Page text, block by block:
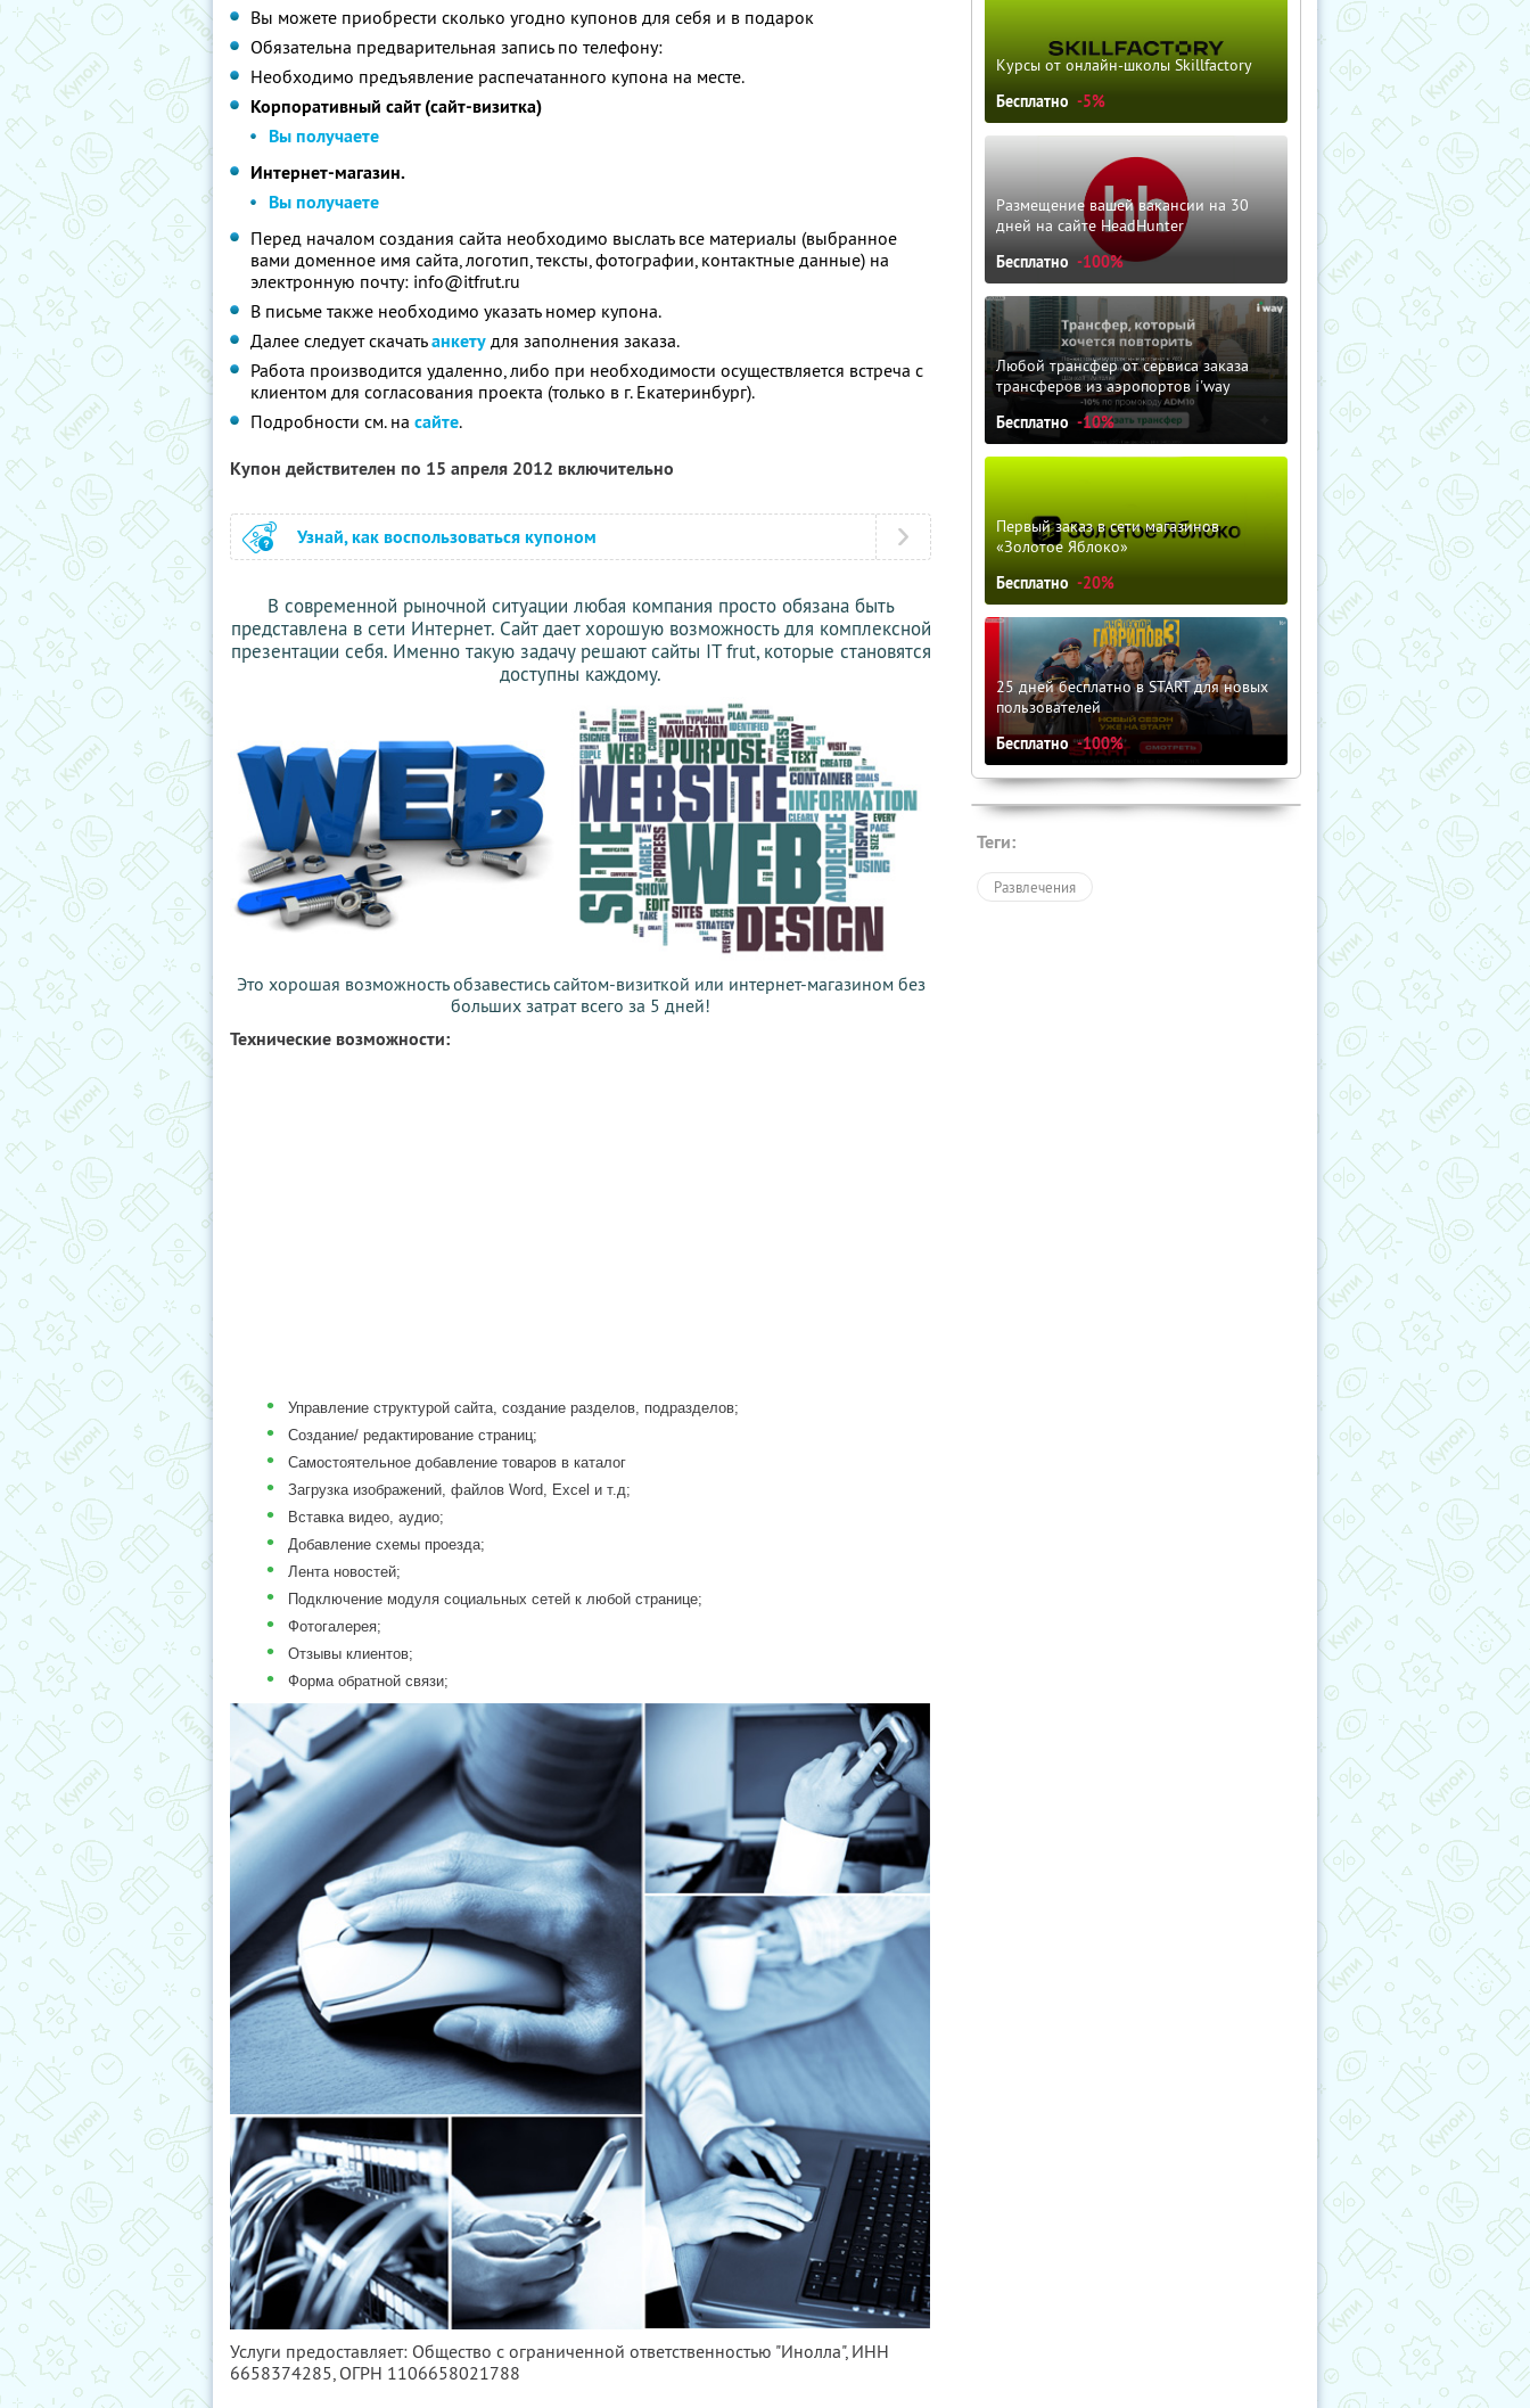
Вы можете приобрести сколько угодно купонов для себя и в подарок
Обязательна предварительная запись по телефону:
Необходимо предъявление распечатанного купона на месте.
Корпоративный сайт (сайт-визитка)
Вы получаете
Интернет-магазин.
Вы получаете
Перед началом создания сайта необходимо выслать все материалы (выбранное
вами доменное имя сайта, логотип, тексты, фотографии, контактные данные) на
электронную почту: info@itfrut.ru
В письме также необходимо указать номер купона.
Далее следует скачатьанкету для заполнения заказа.
Работа производится удаленно, либо при необходимости осуществляется встреча с
клиентом для согласования проекта (только в г. Екатеринбург).
Подробности см. на сайте.
Купон действителен по 15 апреля 2012 включительно
Узнай, как воспользоваться купоном
В современной рыночной ситуации любая компания просто обязана быть
представлена в сети Интернет. Сайт дает хорошую возможность для комплексной
презентации себя. Именно такую задачу решают сайты IT frut, которые становятся
доступны каждому.
Это хорошая возможность обзавестись сайтом-визиткой или интернет-магазином без
больших затрат всего за 5 дней!
Технические возможности:
• Управление структурой сайта, создание разделов, подразделов;
• Создание/ редактирование страниц;
• Самостоятельное добавление товаров в каталог
• Загрузка изображений, файлов Word, Excel и т.д;
• Вставка видео, аудио;
• Добавление схемы проезда;
• Лента новостей;
• Подключение модуля социальных сетей к любой странице;
• Фотогалерея;
• Отзывы клиентов;
• Форма обратной связи;
Услуги предоставляет: Общество с ограниченной ответственностью "Инолла", ИНН
6658374285, ОГРН 1106658021788
Курсы от онлайн-школы Skillfactory
Бесплатно -5%
Размещение вашей вакансии на 30
дней на сайте HeadHunter
Бесплатно -100%
Любой трансфер от сервиса заказа
трансферов из аэропортов i'way
Бесплатно -10%
Первый заказ в сети магазинов
«Золотое Яблоко»
Бесплатно -20%
25 дней бесплатно в START для новых
пользователей
Бесплатно -100%
Теги:
Развлечения